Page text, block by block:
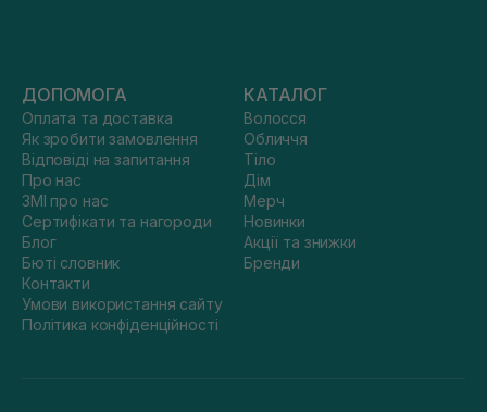
ДОПОМОГА
Оплата та доставка
Як зробити замовлення
Відповіді на запитання
Про нас
ЗМІ про нас
Сертифікати та нагороди
Блог
Бюті словник
Контакти
Умови використання сайту
Політика конфіденційності
КАТАЛОГ
Волосся
Обличчя
Тіло
Дім
Мерч
Новинки
Акції та знижки
Бренди